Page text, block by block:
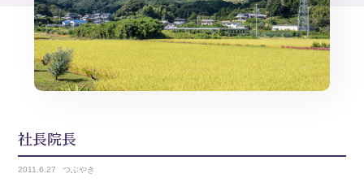
社長院長
2011.6.27 つぶやき